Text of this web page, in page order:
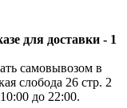
для доставки - 1
самовывозом в
слобода 26 стр. 2
до 22:00.